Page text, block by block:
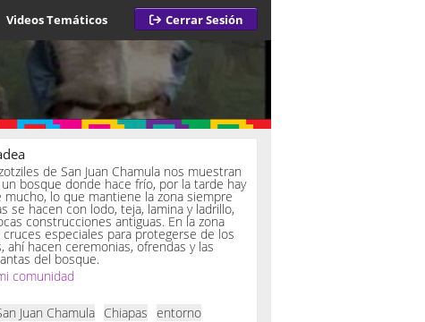
Videos Temáticos Cerrar Sesión
de San Juan Chamula nos muestran
bosque donde hace frío, por la tarde hay
mucho, lo que mantiene la zona siempre
se hacen con lodo, teja, lamina y ladrillo,
construcciones antiguas. En la zona
especiales para protegerse de los
ahí hacen ceremonias, ofrendas y las
del bosque.
comunidad
Juan Chamula Chiapas entorno